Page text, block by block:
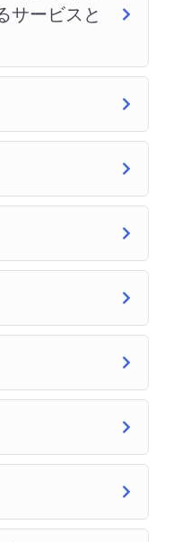
サービスと